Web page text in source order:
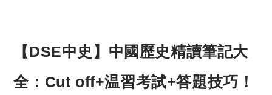
【DSE中史】中國歷史精讀筆記大
全：Cut off+温習考試+答題技巧！